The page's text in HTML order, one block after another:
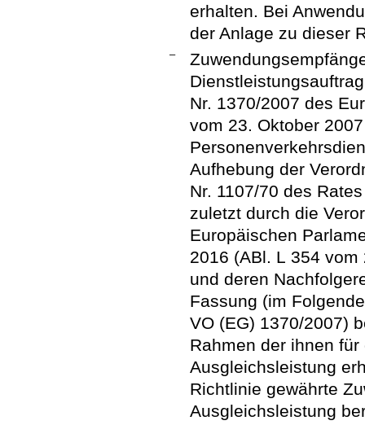
erhalten. Bei
der Anlage zu dieser
–
Nr. 1370/2007 des
vom 23. Oktober
Aufhebung der
Nr. 1107/70 des
zuletzt durch die
Europäischen
2016 (ABl. L 354
und deren
Fassung (im
VO (EG) 1370/2007)
Rahmen der ihnen
Ausgleichsleistung
Richtlinie gewährte
Ausgleichsleistung